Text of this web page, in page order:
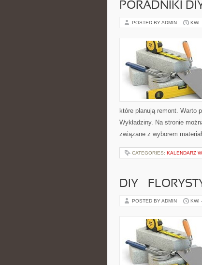
PORADNIKI
POSTED BY ADMIN KWI
które planują remont. Warto
Wykładziny. Na stronie
związane z wyborem
CATEGORIES: KALENDARZ
DIY –
POSTED BY ADMIN KWI